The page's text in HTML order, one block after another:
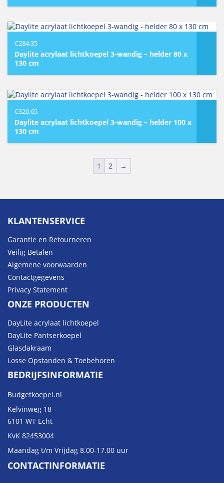
€284,35
Daylite acrylaat lichtkoepel 3-wandig – helder 80 x
130 cm
€320,65
Daylite acrylaat lichtkoepel 3-wandig – helder 100 x
130 cm
1 2 →
KLANTENSERVICE
Garantie en Retourneren
Veilig Betalen
Algemene voorwaarden
Contactgegevens
Privacy Statement
ONZE PRODUCTEN
DayLite acrylaat lichtkoepel
DayLite Pantserkoepel
Glasdakraam
Losse Opstanden & Toebehoren
BEDRIJFSINFORMATIE
Budgetkoepel.nl
Kelvinweg 18
6101 WT Echt
KvK 82453004
Maandag t/m Vrijdag 8.00-17.00 uur
CONTACTINFORMATIE